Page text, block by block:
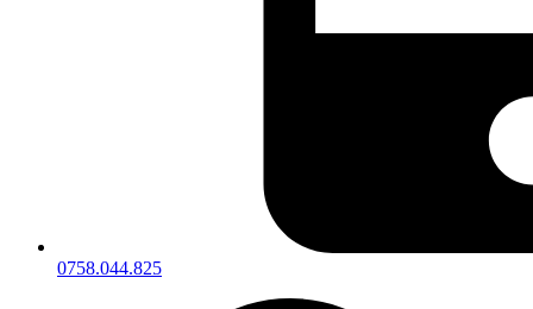
0758.044.825